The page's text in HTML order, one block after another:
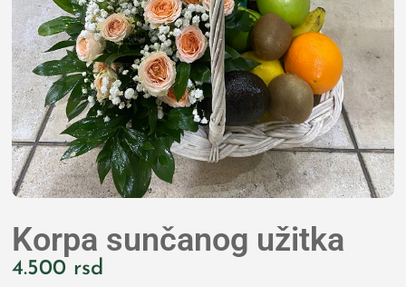
Korpa sunčanog užitka
4.500 rsd